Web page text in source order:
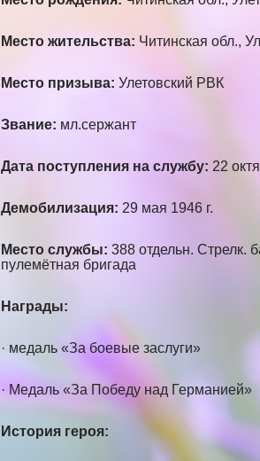
Место жительства: Читинская обл.,
Место призыва:Улетовский РВК
Звание: мл.сержант
Дата поступления на службу: 22
Демобилизация: 29 мая 1946 г.
Место службы:388 отдельн. Стрелк.
пулемётная бригада
Награды:
· медаль «За боевые заслуги»
· Медаль «За Победу над Германией»
История героя: